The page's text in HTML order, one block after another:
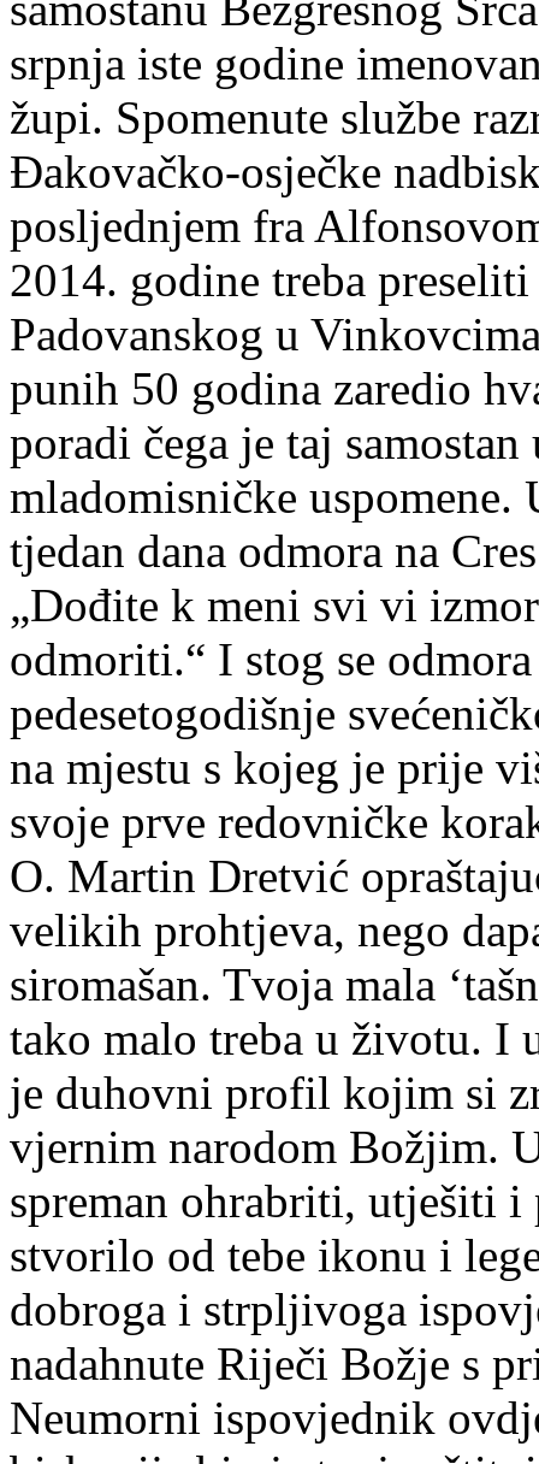
srpnja iste godine
župi. Spomenute službe
Đakovačko-osječke
posljednjem fra
2014. godine treba
Padovanskog u
punih 50 godina zaredio
poradi čega je taj
mladomisničke uspomene.
tjedan dana odmora na
„Dođite k meni svi vi
odmoriti.“ I stog se
pedesetogodišnje
na mjestu s kojeg je prije
svoje prve redovničke
O. Martin Dretvić
velikih prohtjeva, nego
siromašan. Tvoja mala
tako malo treba u životu. I
je duhovni profil kojim si
vjernim narodom Božjim.
spreman ohrabriti, utješiti
stvorilo od tebe ikonu i
dobroga i strpljivoga
nadahnute Riječi Božje s
Neumorni ispovjednik